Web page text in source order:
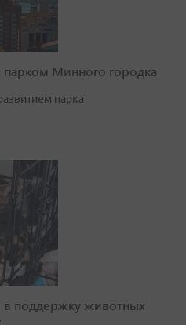
парком Минного городка
парка
в поддержку животных